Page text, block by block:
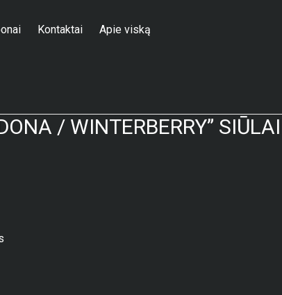
Kontaktai Apie viską
/ WINTERBERRY” SIŪLAI